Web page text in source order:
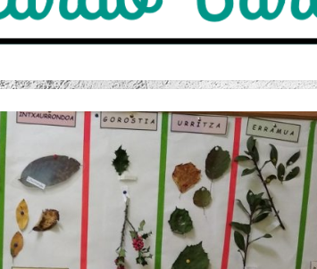
Sitio
Del
Ricardo
Baroja